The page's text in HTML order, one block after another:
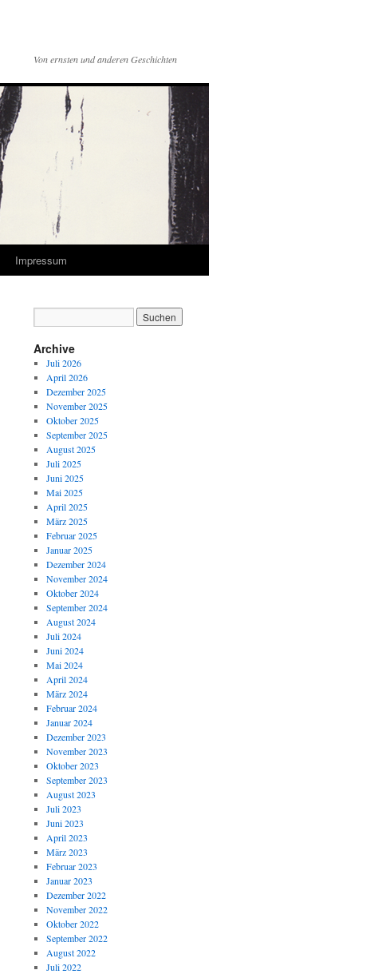
Von ernsten und anderen Geschichten
Impressum
Archive
Juli 2026
April 2026
Dezember 2025
November 2025
Oktober 2025
September 2025
August 2025
Juli 2025
Juni 2025
Mai 2025
April 2025
März 2025
Februar 2025
Januar 2025
Dezember 2024
November 2024
Oktober 2024
September 2024
August 2024
Juli 2024
Juni 2024
Mai 2024
April 2024
März 2024
Februar 2024
Januar 2024
Dezember 2023
November 2023
Oktober 2023
September 2023
August 2023
Juli 2023
Juni 2023
April 2023
März 2023
Februar 2023
Januar 2023
Dezember 2022
November 2022
Oktober 2022
September 2022
August 2022
Juli 2022